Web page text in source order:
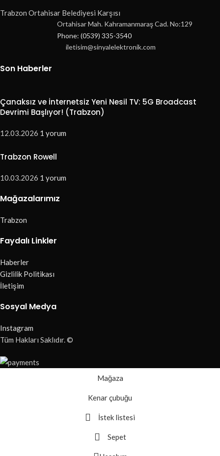
Trabzon Ortahisar Belediyesi Karşısı
Ortahisar Mah. Kahramanmaraş Cad. No:129
Phone: (0539) 335-3540
iletisim@sinyalelektronik.com
Son Haberler
Çanaksız ve İnternetsiz Yeni Nesil TV: 5G Broadcast
Devrimi Başlıyor! (Trabzon)
12.03.2026 1 yorum
Trabzon Rowell
10.03.2026 1 yorum
Mağazalarımız
Trabzon
Faydalı Linkler
Haberler
Gizlilik Politikası
İletişim
Sosyal Medya
Instagram
Tüm Hakları Saklıdır. ©
Mağaza
Kenar çubuğu
İstek listesi
Sepet